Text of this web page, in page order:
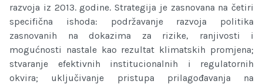
razvoja iz 2013. godine. Strategija je zasnovana na četiri
specifična ishoda: podržavanje razvoja politika
zasnovanih na dokazima za rizike, ranjivosti i
mogućnosti nastale kao rezultat klimatskih promjena;
stvaranje efektivnih institucionalnih i regulatornih
okvira; uključivanje pristupa prilagođavanja na